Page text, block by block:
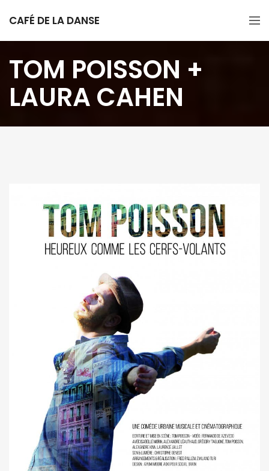
CAFÉ DE LA DANSE
TOM POISSON +
LAURA CAHEN